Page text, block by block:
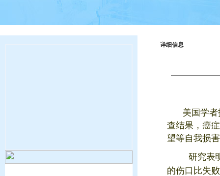
详细信息
美国学
查结果，癌
望等自我损
研究表
的伤口比失